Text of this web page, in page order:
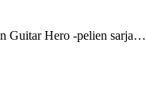
Guitar Hero -pelien sarja…